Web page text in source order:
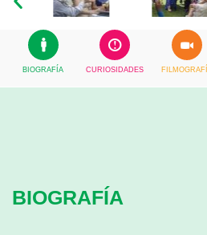
BIOGRAFÍA CURIOSIDADES
BIOGRAFÍA